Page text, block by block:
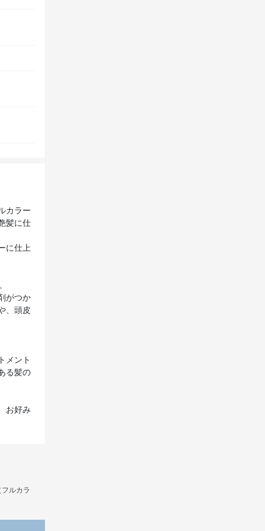
カラー
髪に仕
に仕上
がつか
、頭皮
メント
る髪の
お好み
ルカラ